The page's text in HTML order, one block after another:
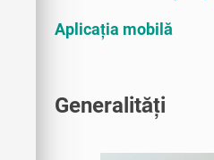
Aplicația mobilă
Generalități